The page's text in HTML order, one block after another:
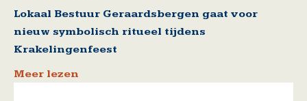
Lokaal Bestuur Geraardsbergen gaat voor
nieuw symbolisch ritueel tijdens
Krakelingenfeest
Meer lezen